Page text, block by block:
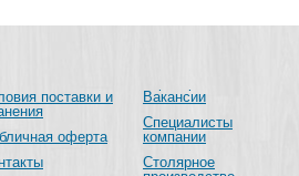
поставки и
оферта
Вакансии
Специалисты
компании
Столярное